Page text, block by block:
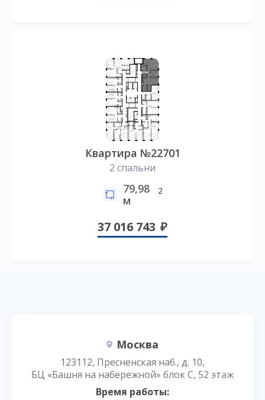
Квартира №22701
2 спальни
79,98
м
2
37 016 743
Москва
123112, Пресненская наб., д. 10,
БЦ «Башня на набережной» блок С, 52 этаж
Время работы: